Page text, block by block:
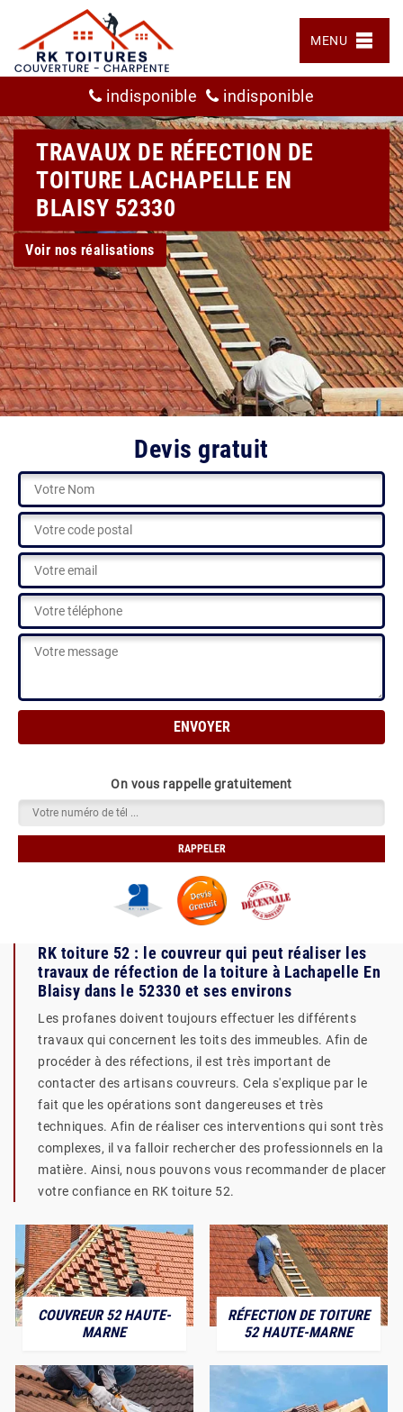
MENU
indisponible indisponible
TRAVAUX DE RÉFECTION DE
TOITURE LACHAPELLE EN
BLAISY 52330
Voir nos réalisations
Devis gratuit
On vous rappelle gratuitement
RK toiture 52 : le couvreur qui peut réaliser les
travaux de réfection de la toiture à Lachapelle En
Blaisy dans le 52330 et ses environs
Les profanes doivent toujours effectuer les différents
travaux qui concernent les toits des immeubles. Afin de
procéder à des réfections, il est très important de
contacter des artisans couvreurs. Cela s'explique par le
fait que les opérations sont dangereuses et très
techniques. Afin de réaliser ces interventions qui sont très
complexes, il va falloir rechercher des professionnels en la
matière. Ainsi, nous pouvons vous recommander de placer
votre confiance en RK toiture 52.
COUVREUR 52 HAUTE-
MARNE
RÉFECTION DE TOITURE
52 HAUTE-MARNE